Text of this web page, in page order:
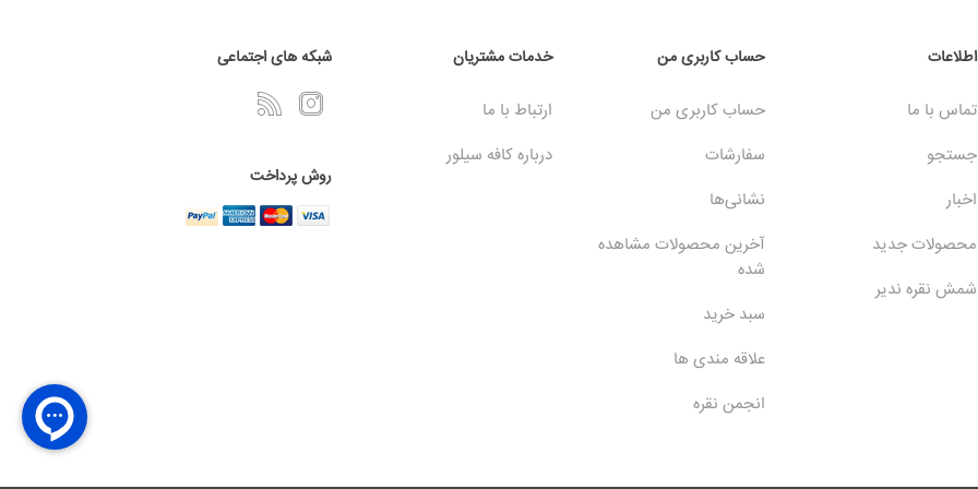
اطلاعات
تماس با ما
جستجو
اخبار
محصولات جدید
شمش نقره ندیر
حساب کاربری من
حساب کاربری من
سفارشات
نشانی‌ها
آخرین محصولات مشاهده
شده
سبد خرید
علاقه مندی ها
انجمن نقره
خدمات مشتریان
ارتباط با ما
درباره کافه سیلور
شبکه های اجتماعی
روش پرداخت